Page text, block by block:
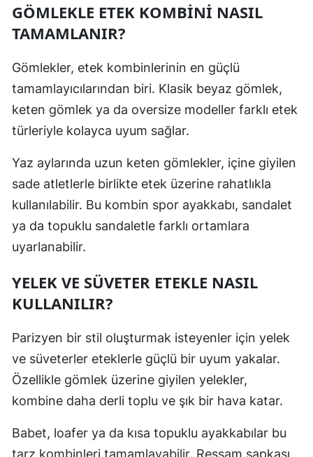
GÖMLEKLE ETEK KOMBİNİ NASIL
TAMAMLANIR?
Gömlekler, etek kombinlerinin en güçlü
tamamlayıcılarından biri. Klasik beyaz gömlek,
keten gömlek ya da oversize modeller farklı etek
türleriyle kolayca uyum sağlar.
Yaz aylarında uzun keten gömlekler, içine giyilen
sade atletlerle birlikte etek üzerine rahatlıkla
kullanılabilir. Bu kombin spor ayakkabı, sandalet
ya da topuklu sandaletle farklı ortamlara
uyarlanabilir.
YELEK VE SÜVETER ETEKLE NASIL
KULLANILIR?
Parizyen bir stil oluşturmak isteyenler için yelek
ve süveterler eteklerle güçlü bir uyum yakalar.
Özellikle gömlek üzerine giyilen yelekler,
kombine daha derli toplu ve şık bir hava katar.
Babet, loafer ya da kısa topuklu ayakkabılar bu
tarz kombinleri tamamlayabilir. Ressam şapkası